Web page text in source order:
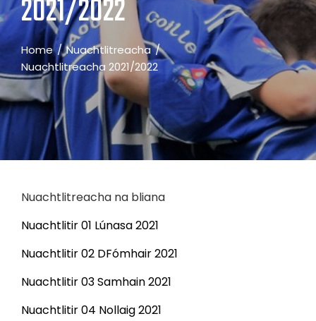
2021/2022
Home
Nuachtlitreacha
Nuachtlitreacha 2021/2022
Nuachtlitreacha na bliana
Nuachtlitir 01 Lúnasa 2021
Nuachtlitir 02 DFómhair 2021
Nuachtlitir 03 Samhain 2021
Nuachtlitir 04 Nollaig 2021